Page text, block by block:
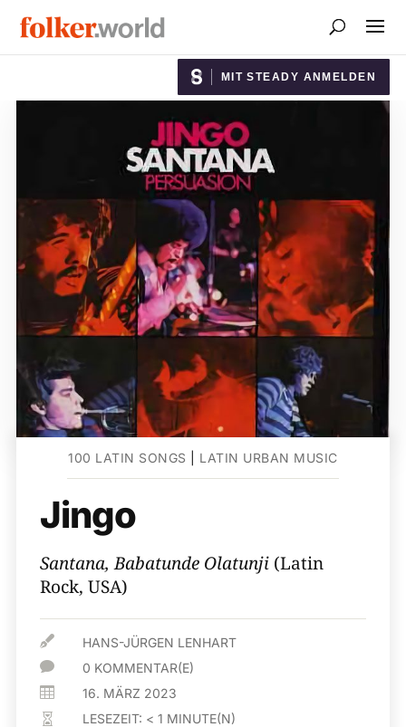
MIT STEADY ANMELDEN
100 LATIN SONGS LATIN URBAN MUSIC
Jingo
Santana, Babatunde Olatunji (Latin
Rock, USA)
 HANS-JÜRGEN LENHART
 0 KOMMENTAR(E)
 16. MÄRZ 2023
 LESEZEIT: < 1 MINUTE(N)